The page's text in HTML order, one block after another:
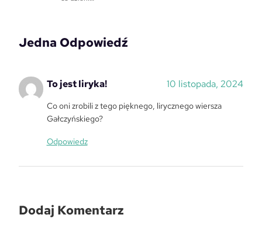
Jedna Odpowiedź
To jest liryka! 10 listopada, 2024
Co oni zrobili z tego pięknego, lirycznego wiersza
Gałczyńskiego?
Odpowiedz
Dodaj Komentarz